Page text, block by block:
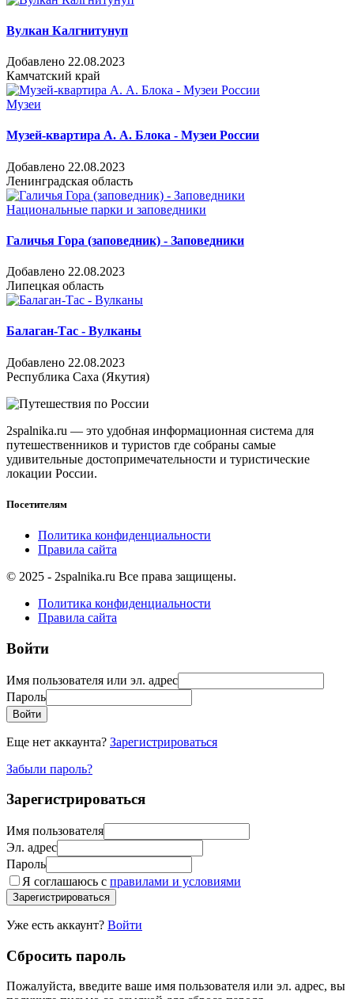
Вулкан Калгнитунуп
Добавлено 22.08.2023
Камчатский край
Музеи
Музей-квартира А. А. Блока - Музеи России
Добавлено 22.08.2023
Ленинградская область
Национальные парки и заповедники
Галичья Гора (заповедник) - Заповедники
Добавлено 22.08.2023
Липецкая область
Балаган-Тас - Вулканы
Добавлено 22.08.2023
Республика Саха (Якутия)
2spalnika.ru — это удобная информационная система для
путешественников и туристов где собраны самые
удивительные достопримечательности и туристические
локации России.
Посетителям
Политика конфиденциальности
Правила сайта
© 2025 - 2spalnika.ru Все права защищены.
Политика конфиденциальности
Правила сайта
Войти
Имя пользователя или эл. адрес
Пароль
Войти
Еще нет аккаунта? Зарегистрироваться
Забыли пароль?
Зарегистрироваться
Имя пользователя
Эл. адрес
Пароль
Я соглашаюсь с правилами и условиями
Зарегистрироваться
Уже есть аккаунт? Войти
Сбросить пароль
Пожалуйста, введите ваше имя пользователя или эл. адрес, вы